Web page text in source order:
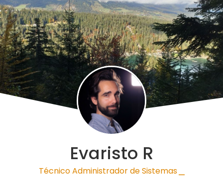
Evaristo R
Técnico Administrador de Sistemas |